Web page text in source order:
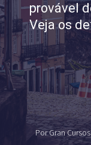
provável
Veja os
Por Gran